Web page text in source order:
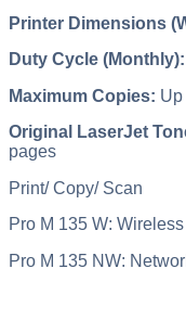
Printer Dimensions
Duty Cycle (Monthly):
Maximum Copies:
Original LaserJet
pages
Print/ Copy/ Scan
Pro M 135 W:
Pro M 135 NW: